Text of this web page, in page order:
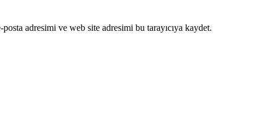
adresimi ve web site adresimi bu tarayıcıya kaydet.